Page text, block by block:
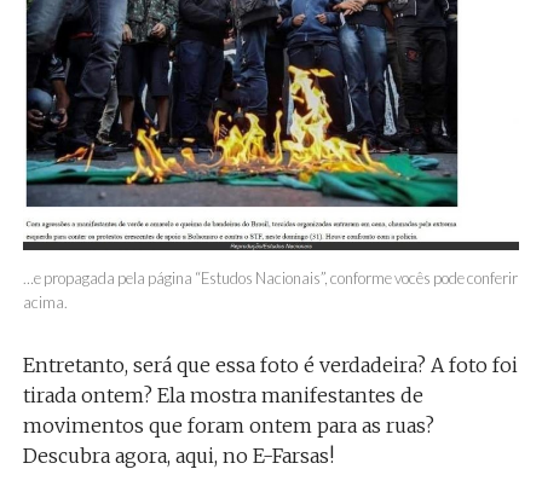
…e propagada pela página “Estudos Nacionais”, conforme vocês pode conferir
acima.
Entretanto, será que essa foto é verdadeira? A foto foi
tirada ontem? Ela mostra manifestantes de
movimentos que foram ontem para as ruas?
Descubra agora, aqui, no E-Farsas!